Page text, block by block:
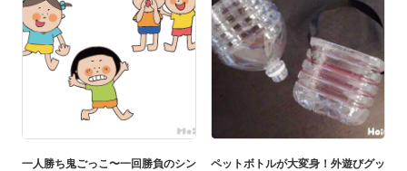
一人勝ち鬼ごっこ〜一回勝負のシン
ペットボトルが大変身！外遊びグッ